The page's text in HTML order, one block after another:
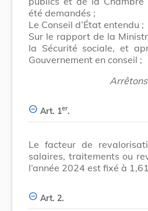
été demandés ;
Le Conseil d’État entendu ;
Sur le rapport de la
la Sécurité sociale, et
Gouvernement en conseil ;
Art. 1er.
Le facteur de
salaires, traitements ou
l’année 2024 est fixé à
Art. 2.